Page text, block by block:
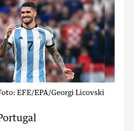
EFE/EPA/Georgi Licovski